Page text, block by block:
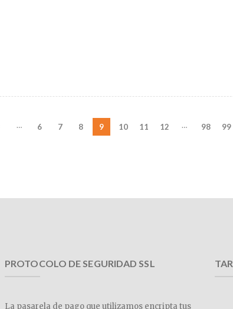
… 6 7 8 9 10 11 12 … 98 99
PROTOCOLO DE SEGURIDAD SSL
La pasarela de pago que utilizamos encripta tus